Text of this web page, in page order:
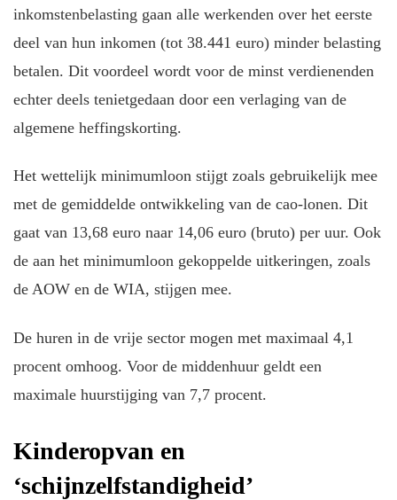
inkomstenbelasting gaan alle werkenden over het eerste
deel van hun inkomen (tot 38.441 euro) minder belasting
betalen. Dit voordeel wordt voor de minst verdienenden
echter deels tenietgedaan door een verlaging van de
algemene heffingskorting.
Het wettelijk minimumloon stijgt zoals gebruikelijk mee
met de gemiddelde ontwikkeling van de cao-lonen. Dit
gaat van 13,68 euro naar 14,06 euro (bruto) per uur. Ook
de aan het minimumloon gekoppelde uitkeringen, zoals
de AOW en de WIA, stijgen mee.
De huren in de vrije sector mogen met maximaal 4,1
procent omhoog. Voor de middenhuur geldt een
maximale huurstijging van 7,7 procent.
Kinderopvan en
‘schijnzelfstandigheid’